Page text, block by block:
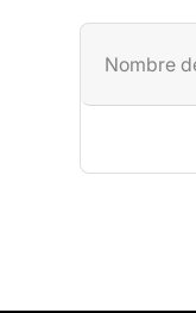
Nombre